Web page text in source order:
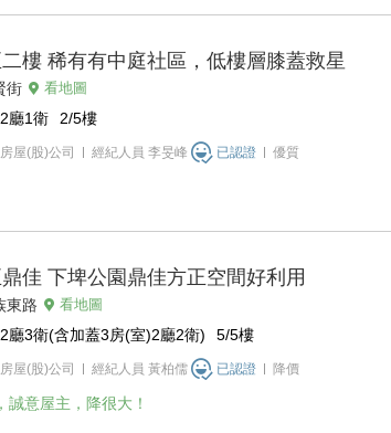
樓 稀有有中庭社區，低樓層膝蓋救星
街 看地圖
廳1衛 2/5樓
屋(股)公司 經紀人員 李旻峰 已認證 優質
佳 下埤公園鼎佳方正空間好利用
東路 看地圖
廳3衛(含加蓋3房(室)2廳2衛) 5/5樓
屋(股)公司 經紀人員 黃柏儒 已認證 降價
誠意屋主，降很大！